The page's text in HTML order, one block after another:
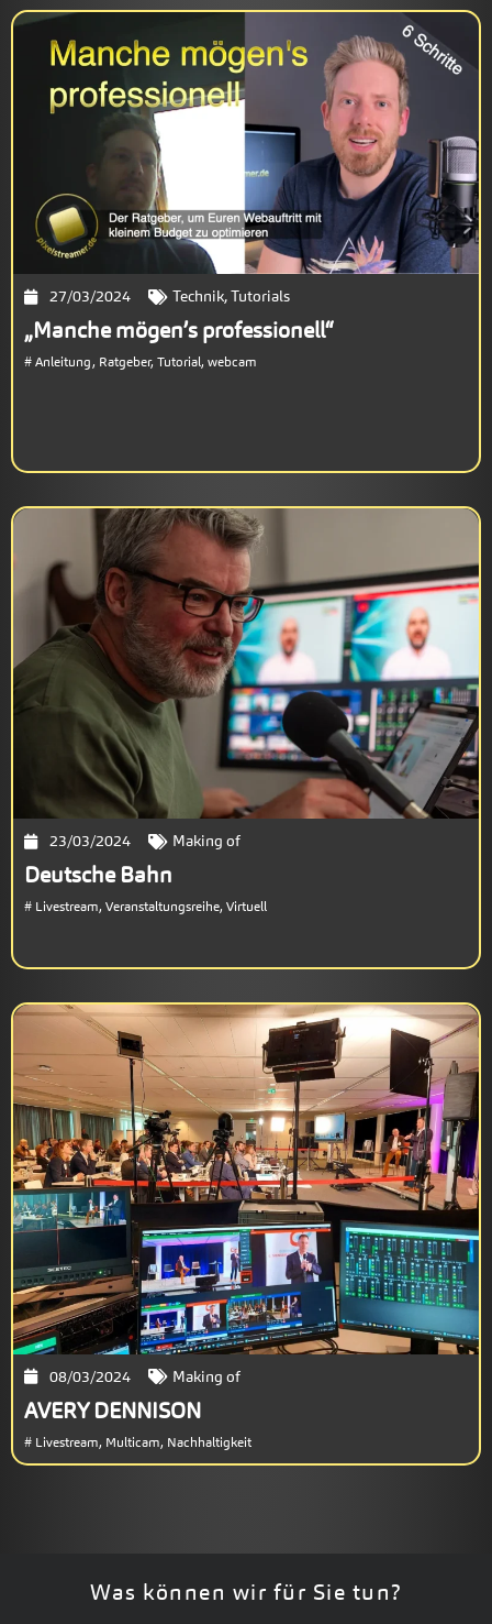
27/03/2024 Technik,Tutorials
„Manche mögen’s professionell“
# Anleitung, Ratgeber, Tutorial, webcam
23/03/2024 Making of
Deutsche Bahn
# Livestream, Veranstaltungsreihe, Virtuell
08/03/2024 Making of
AVERY DENNISON
# Livestream, Multicam, Nachhaltigkeit
Was können wir für Sie tun?